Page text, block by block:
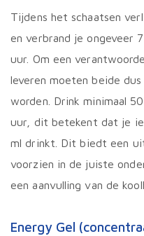
Tijdens het schaatsen
en verbrand je ongeveer
uur. Om een
leveren moeten beide
worden. Drink minimaal
uur, dit betekent dat je
ml drinkt. Dit biedt een
voorzien in de juiste
een aanvulling van de
Energy Gel